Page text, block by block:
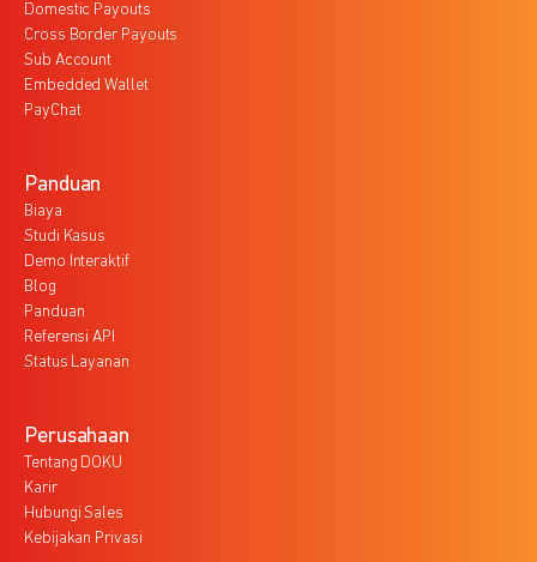
Domestic Payouts
Cross Border Payouts
Sub Account
Embedded Wallet
PayChat
Panduan
Biaya
Studi Kasus
Demo Interaktif
Blog
Panduan
Referensi API
Status Layanan
Perusahaan
Tentang DOKU
Karir
Hubungi Sales
Kebijakan Privasi